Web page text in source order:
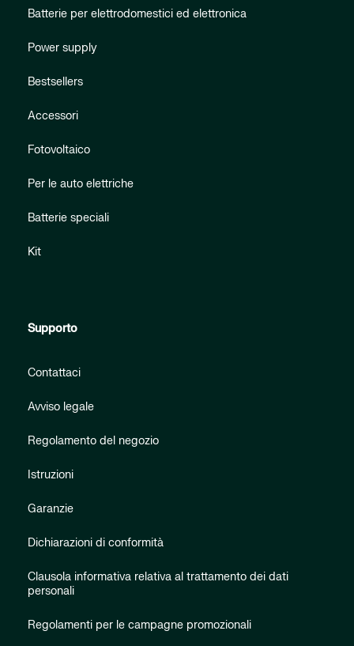
Batterie per elettrodomestici ed elettronica
Power supply
Bestsellers
Accessori
Fotovoltaico
Per le auto elettriche
Batterie speciali
Kit
Supporto
Contattaci
Avviso legale
Regolamento del negozio
Istruzioni
Garanzie
Dichiarazioni di conformità
Clausola informativa relativa al trattamento dei dati
personali
Regolamenti per le campagne promozionali